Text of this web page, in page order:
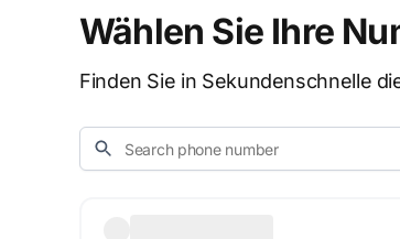
Wählen Sie Ihre
Finden Sie in Sekundenschnelle